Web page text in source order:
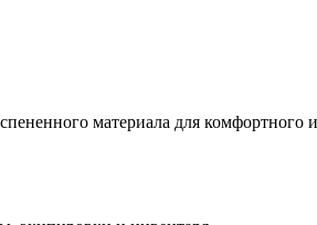
материала для